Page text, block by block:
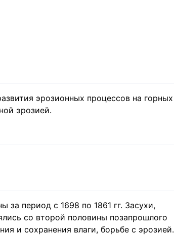
эрозионных процессов на горных
эрозией.
период с 1698 по 1861 гг. Засухи,
со второй половины позапрошлого
и сохранения влаги, борьбе с эрозией.